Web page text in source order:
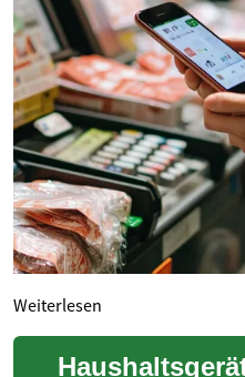
Weiterlesen